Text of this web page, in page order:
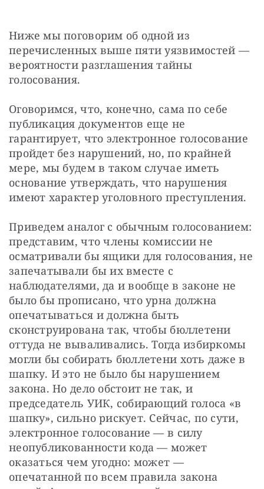
Ниже мы поговорим об одной из
перечисленных выше пяти уязвимостей —
вероятности разглашения тайны
голосования.
Оговоримся, что, конечно, сама по себе
публикация документов еще не
гарантирует, что электронное голосование
пройдет без нарушений, но, по крайней
мере, мы будем в таком случае иметь
основание утверждать, что нарушения
имеют характер уголовного преступления.
Приведем аналог с обычным голосованием:
представим, что члены комиссии не
осматривали бы ящики для голосования, не
запечатывали бы их вместе с
наблюдателями, да и вообще в законе не
было бы прописано, что урна должна
опечатываться и должна быть
сконструирована так, чтобы бюллетени
оттуда не вываливались. Тогда избиркомы
могли бы собирать бюллетени хоть даже в
шапку. И это не было бы нарушением
закона. Но дело обстоит не так, и
председатель УИК, собирающий голоса «в
шапку», сильно рискует. Сейчас, по сути,
электронное голосование — в силу
неопубликованности кода — может
оказаться чем угодно: может —
опечатанной по всем правила закона